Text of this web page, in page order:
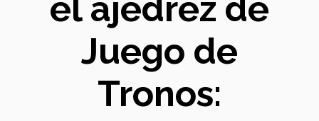
el ajedrez de
Juego de
Tronos: